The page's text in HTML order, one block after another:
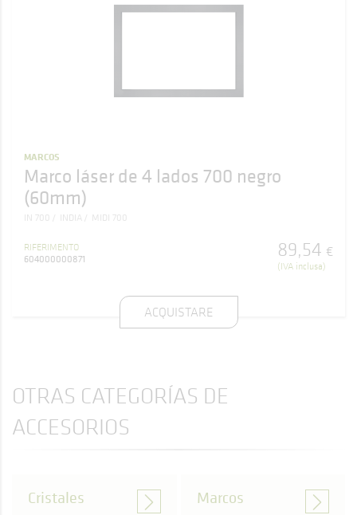
MARCOS
Marco láser de 4 lados 700 negro
(60mm)
IN 700 INDIA MIDI 700
RIFERIMENTO
604000000871
89,54 €
(IVA inclusa)
ACQUISTARE
OTRAS CATEGORÍAS DE
ACCESORIOS
Cristales Marcos